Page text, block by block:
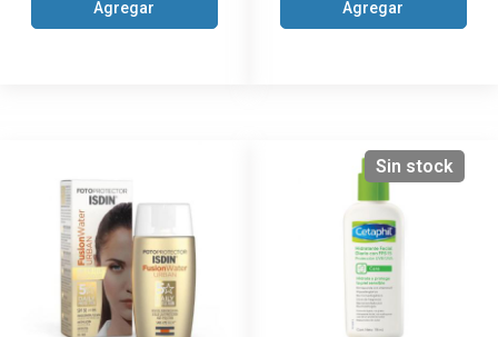
Agregar Agregar
Sin stock